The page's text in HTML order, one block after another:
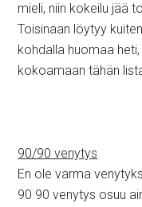
mieli, niin kokeilu jää
Toisinaan löytyy
kohdalla huomaa
kokoamaan tähän
90/90 venytys
En ole varma
90 90 venytys osuu